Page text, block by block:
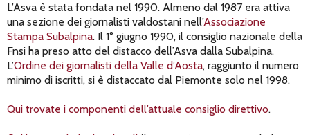
L’Asva è stata fondata nel 1990. Almeno dal 1987 era attiva
una sezione dei giornalisti valdostani nell’Associazione
Stampa Subalpina. Il 1° giugno 1990, il consiglio nazionale della
Fnsi ha preso atto del distacco dell’Asva dalla Subalpina.
L’Ordine dei giornalisti della Valle d’Aosta, raggiunto il numero
minimo di iscritti, si è distaccato dal Piemonte solo nel 1998.
Qui trovate i componenti dell’attuale consiglio direttivo.